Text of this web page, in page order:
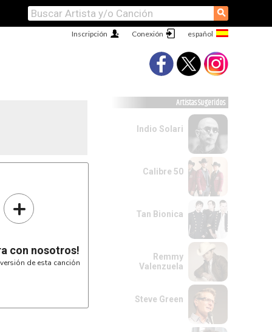
⚲
Conexión
Inscripción
+
con nosotros!
de esta canción
Artistas Sugeridos
Indio Solari
Calibre 50
Tan Bionica
Remmy
Valenzuela
Steve Green